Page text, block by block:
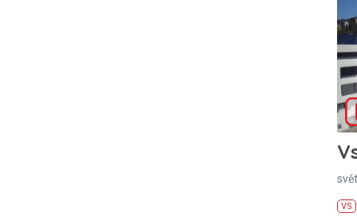
VS